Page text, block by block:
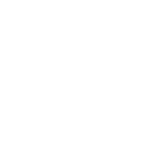
дорого и